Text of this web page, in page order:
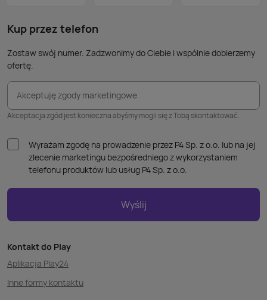
Kup przez telefon
Zostaw swój numer. Zadzwonimy do Ciebie i wspólnie dobierzemy
ofertę.
Akceptuję zgody marketingowe
Akceptacja zgód jest konieczna abyśmy mogli się z Tobą skontaktować.
Wyrażam zgodę na prowadzenie przez P4 Sp. z o.o. lub na jej
zlecenie marketingu bezpośredniego z wykorzystaniem
telefonu produktów lub usług P4 Sp. z o.o.
Wyślij
Kontakt do Play
Aplikacja Play24
Inne formy kontaktu